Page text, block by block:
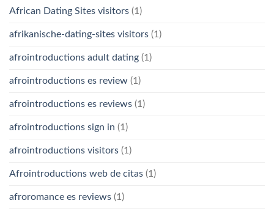
African Dating Sites visitors (1)
afrikanische-dating-sites visitors (1)
afrointroductions adult dating (1)
afrointroductions es review (1)
afrointroductions es reviews (1)
afrointroductions sign in (1)
afrointroductions visitors (1)
Afrointroductions web de citas (1)
afroromance es reviews (1)